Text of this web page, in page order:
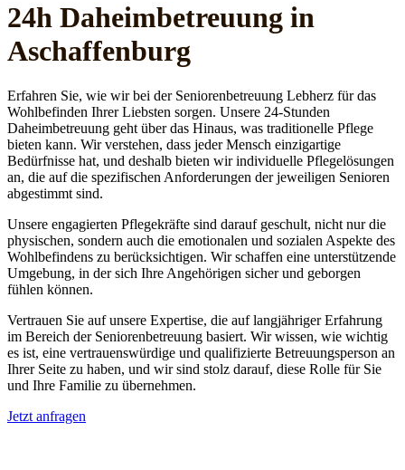
24h Daheim­betreuung in
Aschaffenburg
Erfahren Sie, wie wir bei der Seniorenbetreuung Lebherz für das
Wohlbefinden Ihrer Liebsten sorgen. Unsere 24-Stunden
Daheimbetreuung geht über das Hinaus, was traditionelle Pflege
bieten kann. Wir verstehen, dass jeder Mensch einzigartige
Bedürfnisse hat, und deshalb bieten wir individuelle Pflegelösungen
an, die auf die spezifischen Anforderungen der jeweiligen Senioren
abgestimmt sind.
Unsere engagierten Pflegekräfte sind darauf geschult, nicht nur die
physischen, sondern auch die emotionalen und sozialen Aspekte des
Wohlbefindens zu berücksichtigen. Wir schaffen eine unterstützende
Umgebung, in der sich Ihre Angehörigen sicher und geborgen
fühlen können.
Vertrauen Sie auf unsere Expertise, die auf langjähriger Erfahrung
im Bereich der Seniorenbetreuung basiert. Wir wissen, wie wichtig
es ist, eine vertrauenswürdige und qualifizierte Betreuungsperson an
Ihrer Seite zu haben, und wir sind stolz darauf, diese Rolle für Sie
und Ihre Familie zu übernehmen.
Jetzt anfragen